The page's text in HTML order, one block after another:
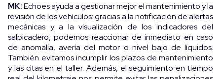
MK:Echoes ayuda a gestionar mejor el mantenimiento y la
revisión de los vehículos: gracias a la notificación de alertas
mecánicas y a la visualización de los indicadores del
salpicadero, podemos reaccionar de inmediato en caso
de anomalía, avería del motor o nivel bajo de líquidos.
También evitamos incumplir los plazos de mantenimiento
y las citas en el taller. Además, el seguimiento en tiempo